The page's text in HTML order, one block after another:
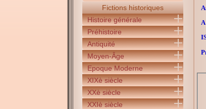
Fictions historiques
Histoire générale
Préhistoire
Antiquité
Moyen-Âge
Epoque Moderne
XIXè siècle
XXè siècle
XXIè siècle